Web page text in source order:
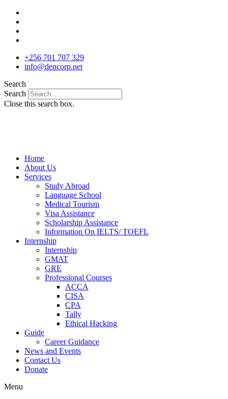
Skip
content
+256 701 707 329
info@dencorp.net
Search
Search
Close this search box.
Home
About Us
Services
Study Abroad
Language School
Medical Tourism
Visa Assistance
Scholarship Assistance
Information On IELTS/ TOEFL
Internship
Internship
GMAT
GRE
Professional Courses
ACCA
CISA
CPA
Tally
Ethical Hacking
Guide
Career Guidance
News and Events
Contact Us
Donate
Menu